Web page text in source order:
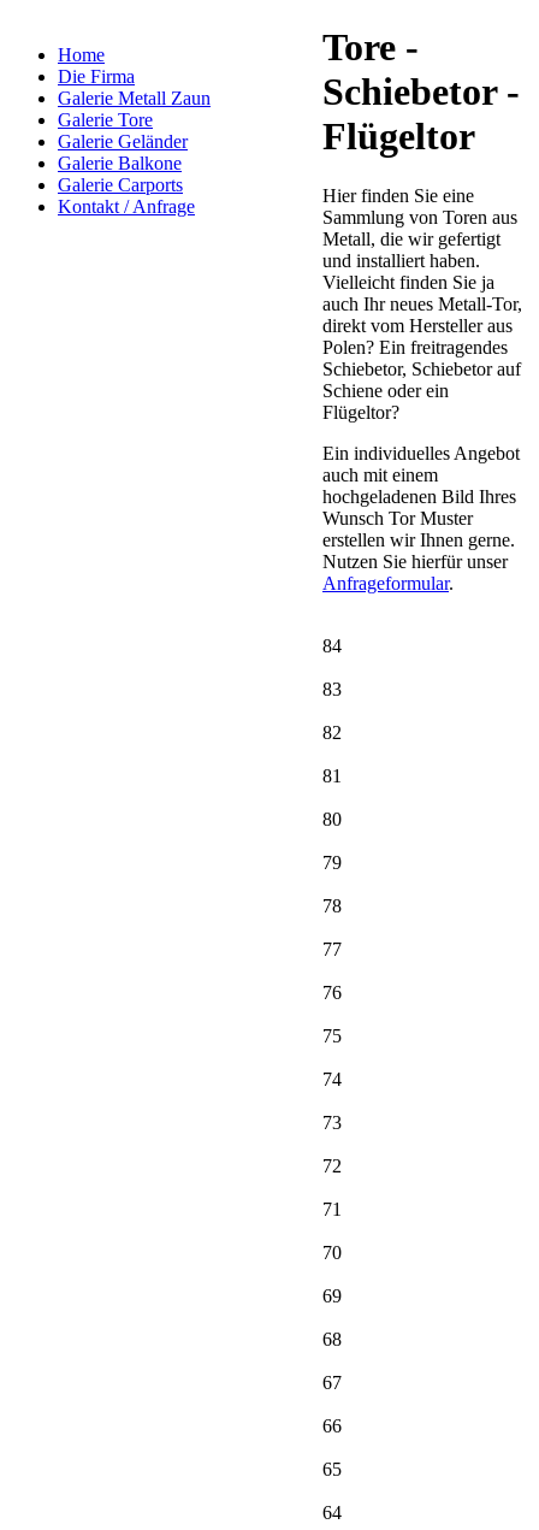
Home
Die Firma
Galerie Metall Zaun
Galerie Tore
Galerie Geländer
Galerie Balkone
Galerie Carports
Kontakt / Anfrage
Tore -
Schiebetor -
Flügeltor
Hier finden Sie eine
Sammlung von Toren aus
Metall, die wir gefertigt
und installiert haben.
Vielleicht finden Sie ja
auch Ihr neues Metall-Tor,
direkt vom Hersteller aus
Polen? Ein freitragendes
Schiebetor, Schiebetor auf
Schiene oder ein
Flügeltor?
Ein individuelles Angebot
auch mit einem
hochgeladenen Bild Ihres
Wunsch Tor Muster
erstellen wir Ihnen gerne.
Nutzen Sie hierfür unser
Anfrageformular.
84
83
82
81
80
79
78
77
76
75
74
73
72
71
70
69
68
67
66
65
64